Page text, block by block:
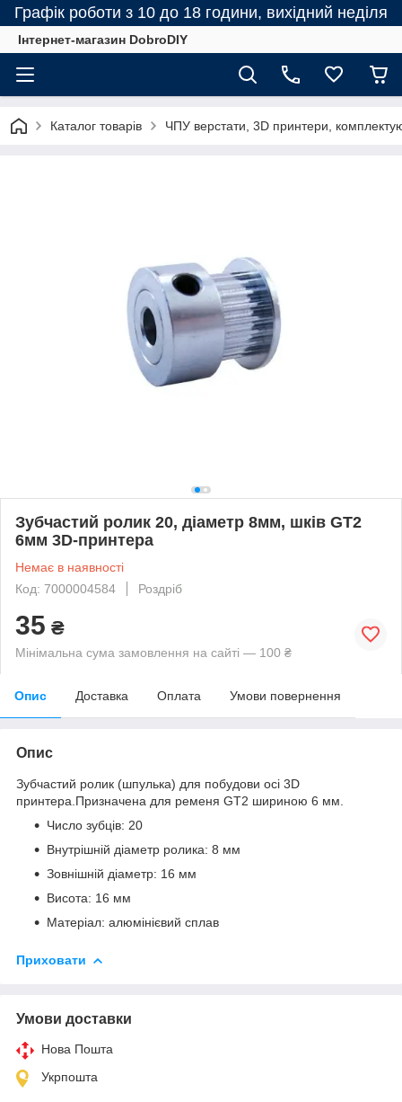
Графік роботи з 10 до 18 години, вихідний неділя
Інтернет-магазин DobroDIY
Каталог товарів ЧПУ верстати, 3D принтери,
Зубчастий ролик 20, діаметр 8мм, шків GT2
6мм 3D-принтера
Немає в наявності
Код: 7000004584
Роздріб
35 ₴
Мінімальна сума замовлення на сайті — 100 ₴
Опис Доставка Оплата Умови повернення
Опис
Зубчастий ролик (шпулька) для побудови осі 3D
принтера.Призначена для ременя GT2 шириною 6 мм.
Число зубців: 20
Внутрішній діаметр ролика: 8 мм
Зовнішній діаметр: 16 мм
Висота: 16 мм
Матеріал: алюмінієвий сплав
Приховати
Умови доставки
Нова Пошта
Укрпошта